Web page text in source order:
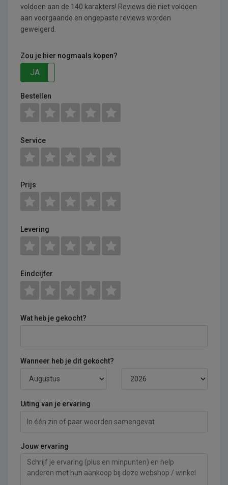
voldoen aan de 140 karakters! Reviews die niet voldoen
aan voorgaande en ongepaste reviews worden
geweigerd.
Zou je hier nogmaals kopen?
JA
Bestellen
Service
Prijs
Levering
Eindcijfer
Wat heb je gekocht?
Wanneer heb je dit gekocht?
Uiting van je ervaring
Jouw ervaring